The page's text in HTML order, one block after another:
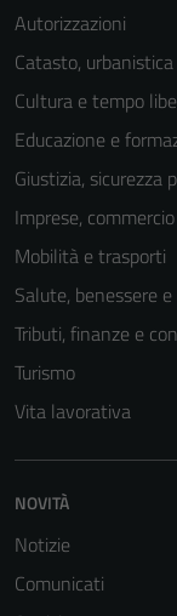
Autorizzazioni
Catasto, urbanistica
Cultura e tempo
Educazione e
Giustizia, sicurezza
Imprese,
Mobilità e trasporti
Salute, benessere
Tributi, finanze e
Turismo
Vita lavorativa
NOVITÀ
Notizie
Comunicati